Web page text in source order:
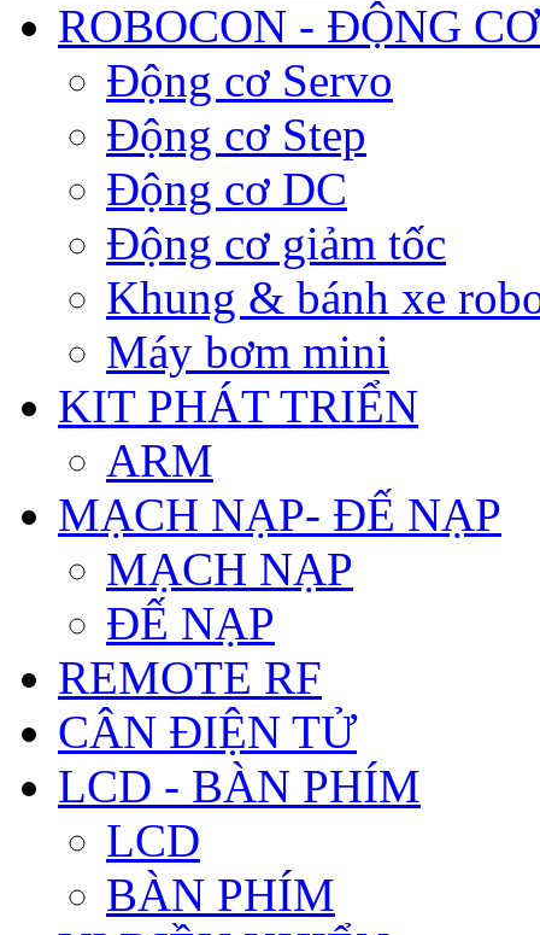
ROBOCON - ĐỘNG
Động cơ Servo
Động cơ Step
Động cơ DC
Động cơ giảm tốc
Khung & bánh xe
Máy bơm mini
KIT PHÁT TRIỂN
ARM
MẠCH NẠP- ĐẾ NẠP
MẠCH NẠP
ĐẾ NẠP
REMOTE RF
CÂN ĐIỆN TỬ
LCD - BÀN PHÍM
LCD
BÀN PHÍM